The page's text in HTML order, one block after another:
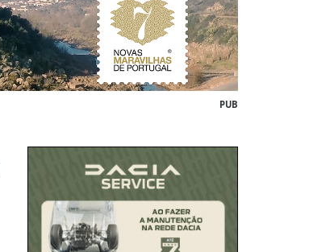
PUB